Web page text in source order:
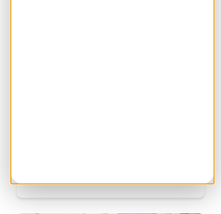
energie gaat opwekken, heb je juridisch dingen te